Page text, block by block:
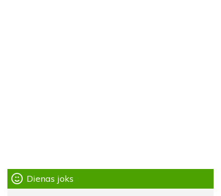
Dienas joks